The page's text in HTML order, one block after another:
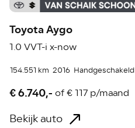
Toyota Aygo
1.0 VVT-i x-now
154.551 km 2016 Handgeschakeld
€ 6.740,- of€ 117 p/maand
Bekijk auto